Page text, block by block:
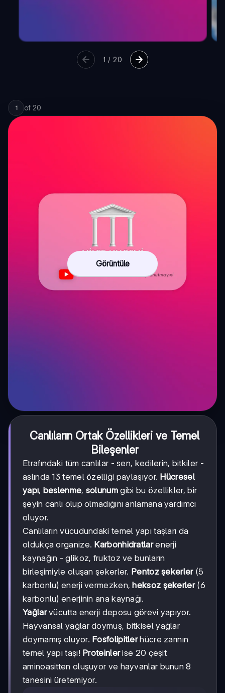
1 / 20
1 of 20
Görüntüle
Canlıların Ortak Özellikleri ve Temel
Bileşenler
Etrafındaki tüm canlılar - sen, kedilerin, bitkiler -
aslında 13 temel özelliği paylaşıyor. Hücresel
yapı, beslenme, solunumgibi bu özellikler, bir
şeyin canlı olup olmadığını anlamana yardımcı
oluyor.
Canlıların vücudundaki temel yapı taşları da
oldukça organize. Karbonhidratlarenerji
kaynağın - glikoz, fruktoz ve bunların
birleşimiyle oluşan şekerler. Pentoz şekerler(5
karbonlu) enerji vermezken, heksoz şekerler(6
karbonlu) enerjinin ana kaynağı.
Yağlarvücutta enerji deposu görevi yapıyor.
Hayvansal yağlar doymuş, bitkisel yağlar
doymamış oluyor. Fosfolipitlerhücre zarının
temel yapı taşı! Proteinlerise 20 çeşit
aminoasitten oluşuyor ve hayvanlar bunun 8
tanesini üretemiyor.